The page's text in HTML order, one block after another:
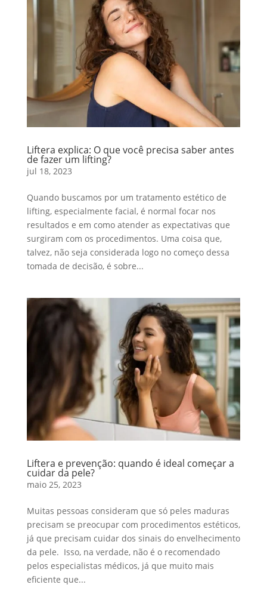
Liftera explica: O que você precisa saber antes
de fazer um lifting?
jul 18, 2023
Quando buscamos por um tratamento estético de
lifting, especialmente facial, é normal focar nos
resultados e em como atender as expectativas que
surgiram com os procedimentos. Uma coisa que,
talvez, não seja considerada logo no começo dessa
tomada de decisão, é sobre...
Liftera e prevenção: quando é ideal começar a
cuidar da pele?
maio 25, 2023
Muitas pessoas consideram que só peles maduras
precisam se preocupar com procedimentos estéticos,
já que precisam cuidar dos sinais do envelhecimento
da pele. Isso, na verdade, não é o recomendado
pelos especialistas médicos, já que muito mais
eficiente que...